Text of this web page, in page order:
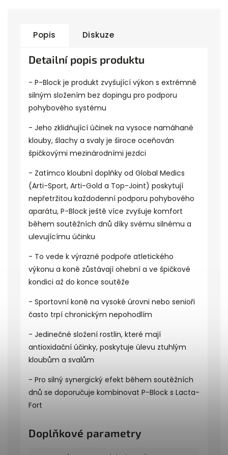
Popis Diskuze
Detailní popis produktu
- P-Block je produkt zvyšující výkon s extrémně
silným složením bez dopingu pro podporu
pohybového systému
- Jeho zklidňující účinek na vysoce namáhané
klouby, šlachy a svaly je široce oceňován
špičkovými mezinárodními jezdci
- Zatímco kloubní doplňky od Global Medics
(Arti-Sport, Arti-Gold a Top-Joint) poskytují
nepřetržitou každodenní podporu pohybového
aparátu, P-Block ještě více zvyšuje komfort
během soutěžních dnů díky svému silnému a
ulevujícímu účinku
- To vede k výrazné podpoře atletického
výkonu a koně zůstávají ohební a ve špičkové
kondici až do konce soutěže
- Sportovní koně na vysoké úrovni nebo senioři
často trpí chronickým nepohodlím
- Jedinečné složení rostlin, které mají
antioxidační účinky, poskytuje úlevu ztuhlým
kloubům a svalům
- Pro silný synergický efekt během soutěžních
dnů se doporučuje kombinovat P-Block s Lacta-
Fort
Doplňkové parametry